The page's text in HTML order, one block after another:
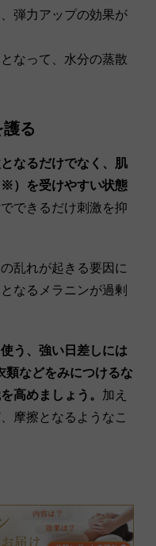
弾力アップの効果が
なって、水分の蒸散
る
なるだけでなく、肌
）を受けやすい状態
できるだけ刺激を抑
乱れが起きる要因に
なるメラニンが過剰
う、強い日差しには
類などをみにつけるな
高めましょう。 加え
摩擦となるようなこ